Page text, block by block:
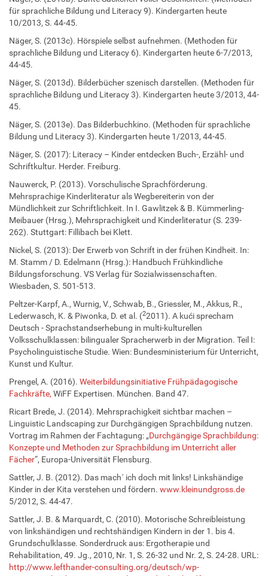
für sprachliche Bildung und Literacy 9). Kindergarten heute
10/2013, S. 44-45.
Näger, S. (2013c). Hörspiele selbst aufnehmen. (Methoden für
sprachliche Bildung und Literacy 6). Kindergarten heute 6-7/2013,
44-45.
Näger, S. (2013d). Bilderbücher szenisch darstellen. (Methoden für
sprachliche Bildung und Literacy 3). Kindergarten heute 3/2013, 44-
45.
Näger, S. (2013e). Das Bilderbuchkino. (Methoden für sprachliche
Bildung und Literacy 3). Kindergarten heute 1/2013, 44-45.
Näger, S. (2017): Literacy – Kinder entdecken Buch-, Erzähl- und
Schriftkultur. Herder. Freiburg.
Nauwerck, P. (2013). Vorschulische Sprachförderung.
Mehrsprachige Kinderliteratur als Wegbereiterin von der
Mündlichkeit zur Schriftlichkeit. In I. Gawlitzek & B. Kümmerling-
Meibauer (Hrsg.), Mehrsprachigkeit und Kinderliteratur (S. 239-
262). Stuttgart: Fillibach bei Klett.
Nickel, S. (2013): Der Erwerb von Schrift in der frühen Kindheit. In:
M. Stamm / D. Edelmann (Hrsg.): Handbuch Frühkindliche
Bildungsforschung. VS Verlag für Sozialwissenschaften.
Wiesbaden, S. 501-513.
Peltzer-Karpf, A., Wurnig, V., Schwab, B., Griessler, M., Akkus, R.,
Lederwasch, K. & Piwonka, D. et al. (22011). A kući sprecham
Deutsch - Sprachstandserhebung in multi-kulturellen
Volksschulklassen: bilingualer Spracherwerb in der Migration. Teil I:
Psycholinguistische Studie. Wien: Bundesministerium für Unterricht,
Kunst und Kultur.
Prengel, A. (2016). Weiterbildungsinitiative Frühpädagogische
Fachkräfte, WiFF Expertisen. München. Band 47.
Ricart Brede, J. (2014). Mehrsprachigkeit sichtbar machen –
Linguistic Landscaping zur Durchgängigen Sprachbildung nutzen.
Vortrag im Rahmen der Fachtagung: „Durchgängige Sprachbildung:
Konzepte und Methoden zur Sprachbildung im Unterricht aller
Fächer“, Europa-Universität Flensburg.
Sattler, J. B. (2012). Das mach´ ich doch mit links! Linkshändige
Kinder in der Kita verstehen und fördern. www.kleinundgross.de
5/2012, S. 44-47.
Sattler, J. B. & Marquardt, C. (2010). Motorische Schreibleistung
von linkshändigen und rechtshändigen Kindern in der 1. bis 4.
Grundschulklasse. Sonderdruck aus: Ergotherapie und
Rehabilitation, 49. Jg., 2010, Nr. 1, S. 26-32 und Nr. 2, S. 24-28. URL:
http://www.lefthander-consulting.org/deutsch/wp-